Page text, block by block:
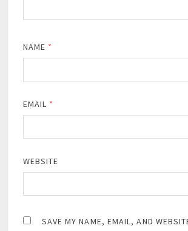
NAME *
EMAIL *
WEBSITE
SAVE MY NAME, EMAIL, AND